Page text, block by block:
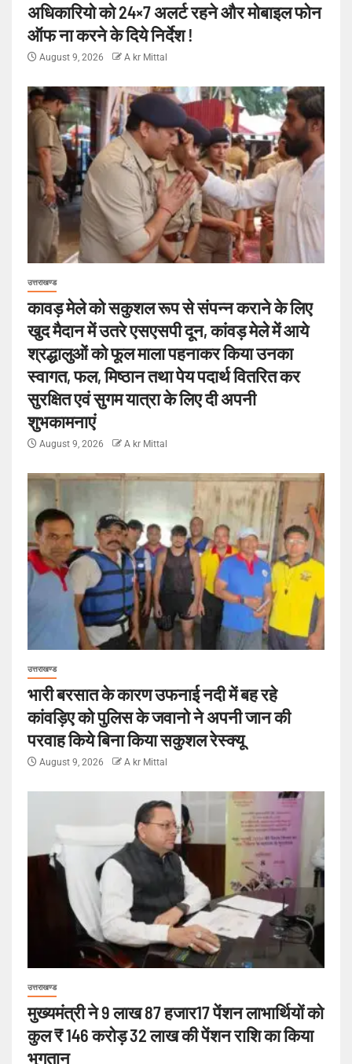
अधिकारियो को 24×7 अलर्ट रहने और मोबाइल फोन
ऑफ ना करने के दिये निर्देश !
August 9, 2026 A kr Mittal
उत्तराखण्ड
कावड़ मेले को सकुशल रूप से संपन्न कराने के लिए
खुद मैदान में उतरे एसएसपी दून, कांवड़ मेले में आये
श्रद्धालुओं को फूल माला पहनाकर किया उनका
स्वागत, फल, मिष्ठान तथा पेय पदार्थ वितरित कर
सुरक्षित एवं सुगम यात्रा के लिए दी अपनी
शुभकामनाएं
August 9, 2026 A kr Mittal
उत्तराखण्ड
भारी बरसात के कारण उफनाई नदी में बह रहे
कांवड़िए को पुलिस के जवानो ने अपनी जान की
परवाह किये बिना किया सकुशल रेस्क्यू
August 9, 2026 A kr Mittal
उत्तराखण्ड
मुख्यमंत्री ने 9 लाख 87 हजार17 पेंशन लाभार्थियों को
कुल ₹ 146 करोड़ 32 लाख की पेंशन राशि का किया
भुगतान